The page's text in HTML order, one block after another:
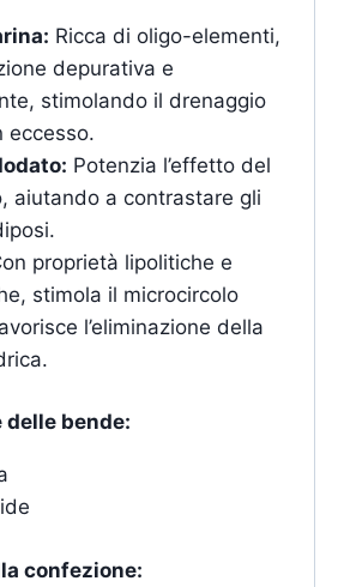
Ricca di oligo-elementi,
depurativa e
stimolando il drenaggio
eccesso.
Potenzia l’effetto del
aiutando a contrastare gli
proprietà lipolitiche e
stimola il microcircolo
l’eliminazione della
delle bende:
confezione: